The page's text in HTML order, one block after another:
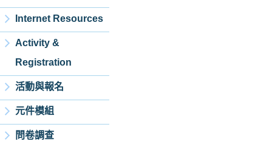
Internet Resources
Activity &
Registration
活動與報名
元件模組
問卷調查